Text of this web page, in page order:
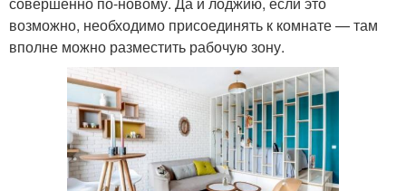
возможно, необходимо присоединять к комнате — там
вполне можно разместить рабочую зону.